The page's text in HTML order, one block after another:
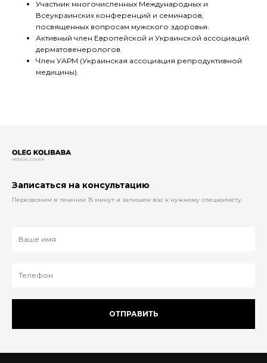
Участник многочисленных Международных и
Всеукраинских конференций и семинаров,
посвященных вопросам мужского здоровья.
Активный член Европейской и Украинской ассоциаций
дерматовенерологов.
Член УАРМ (Украинская ассоциация репродуктивной
медицины).
Записаться на консультацию
Перезвоним в течении 15 минут и запишем вас к нужному специалисту
ОТПРАВИТЬ